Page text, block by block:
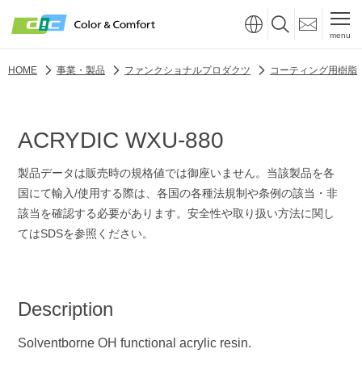
menu
HOME 事業・製品 ファンクショナルプロダクツ コーティング用樹脂
ACRYDIC WXU-880
製品データは販売時の規格値では御座いません。当該製品を各
国にて輸入/使用する際は、各国の各種法規制や条例の該当・非
該当を確認する必要があります。安全性や取り扱い方法に関し
てはSDSを参照ください。
Description
Solventborne OH functional acrylic resin.